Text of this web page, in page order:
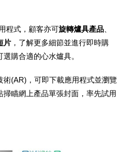
程式，顧客亦可旋轉爐具產品
片 ，了解更多細節並進行即時購
購合適的心水爐具。
(AR)，可即下載應用程式並瀏覽
瞄網上產品單張封面，率先試用